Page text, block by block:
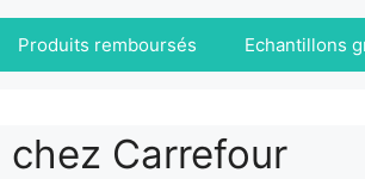
Produits remboursés Echantillons
Carrefour